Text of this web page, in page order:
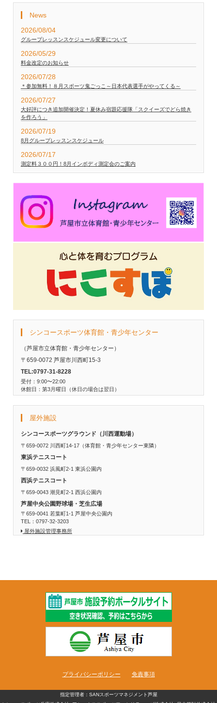
News
2026/08/04
グループレッスンスケジュール変更について
2026/05/29
料金改定のお知らせ
2026/07/28
＊参加無料！８月スポーツ鬼ごっこ～日本代表選手がやってくる～
2026/07/27
大好評につき追加開催決定！夏休み宿題応援隊「スクイーズでどら焼き
を作ろう」
2026/07/19
8月グループレッスンスケジュール
2026/07/17
測定料３００円！8月インボディ測定会のご案内
シンコースポーツ体育館・青少年センター
（芦屋市立体育館・青少年センター）
〒659-0072 芦屋市川西町15-3
TEL:0797-31-8228
受付：9:00〜22:00
休館日：第3月曜日（休日の場合は翌日）
屋外施設
シンコースポーツグラウンド（川西運動場）
〒659-0072 川西町14-17（体育館・青少年センター東隣）
東浜テニスコート
〒659-0032 浜風町2-1 東浜公園内
西浜テニスコート
〒659-0043 潮見町2-1 西浜公園内
芦屋中央公園野球場・芝生広場
〒659-0041 若葉町1-1 芦屋中央公園内
TEL：0797-32-3203
屋外施設管理事務所
プライバシーポリシー 免責事項
指定管理者：SANスポーツマネジメント芦屋